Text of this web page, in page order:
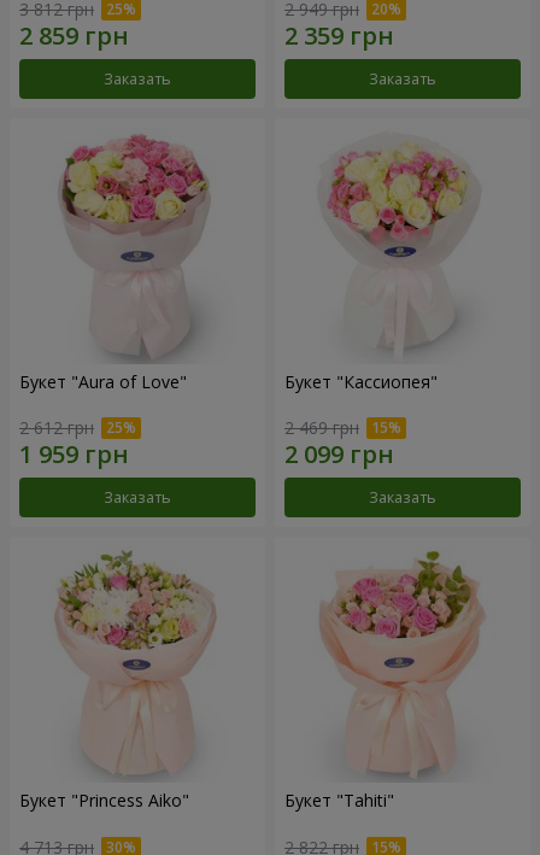
3 812 грн
Заказать
2 949 грн
Заказать
Букет "Aura of Love"
2 612 грн
Заказать
Букет "Кассиопея"
2 469 грн
Заказать
Букет "Princess Aiko"
4 713 грн
Букет "Tahiti"
2 822 грн